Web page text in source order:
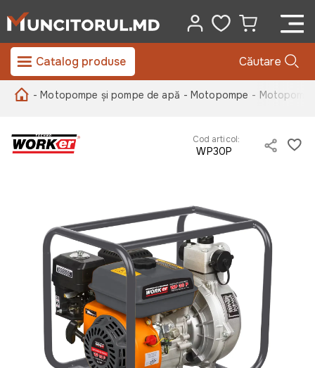
Catalog produse Căutare
- Motopompe și pompe de apă - Motopompe -
Cod articol:
WP30P